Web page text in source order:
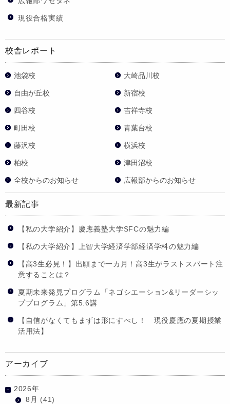
現役合格実績
校舎レポート
池袋校 大崎品川校
自由が丘校 新宿校
四谷校 吉祥寺校
町田校 青葉台校
藤沢校 横浜校
柏校 津田沼校
全校からのお知らせ 広報部からのお知らせ
最新記事
【私の大学紹介】慶應義塾大学SFCの魅力編
【私の大学紹介】上智大学経済学部経済学科の魅力編
【高3生必見！】出願まで一カ月！高3生がラストスパート注
意することは？
夏期未来発見プログラム「ネゴシエーション&リーダーシッ
ププログラム」第5.6講
【自信がなくてもまずは形にすべし！ 現役慶應の夏期授業
活用法】
アーカイブ
2026年
8月 (41)